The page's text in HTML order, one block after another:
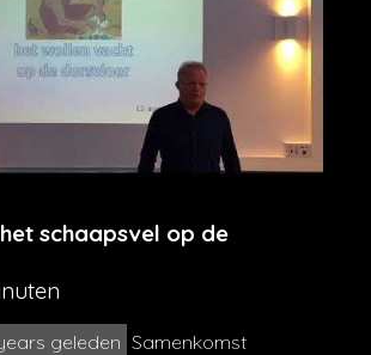
schaapsvel op de
geleden Samenkomst